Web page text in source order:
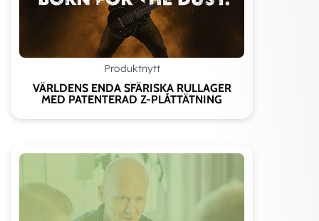
Produktnytt
VÄRLDENS ENDA SFÄRISKA RULLAGER
MED PATENTERAD Z-PLÅTTÄTNING